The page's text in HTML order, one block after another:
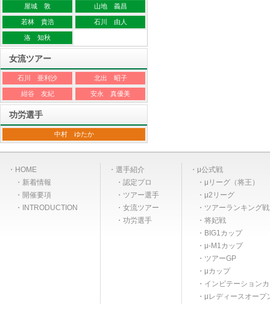
屋城 敦 山地 義昌
若林 貴浩 石川 由人
洛 知秋
女流ツアー
石川 亜利沙 北出 昭子
紺谷 友紀 安永 真優美
功労選手
中村 ゆたか
HOME
新着情報
開催要項
INTRODUCTION
選手紹介
認定プロ
ツアー選手
女流ツアー
功労選手
μ公式戦
μリーグ（将王）
μ2リーグ
ツアーランキング
将妃戦
BIG1カップ
μ-M1カップ
ツアーGP
μカップ
インビテーション
μレディースオープ